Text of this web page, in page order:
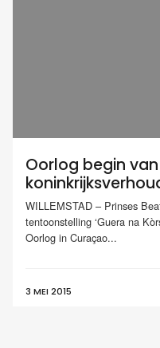
Oorlog begin
WILLEMSTAD – Prinses
tentoonstelling ‘Guera na
Oorlog in Curaçao...
3 MEI 2015